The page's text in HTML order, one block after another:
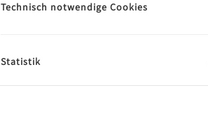
Technisch notwendige Cookies
Statistik